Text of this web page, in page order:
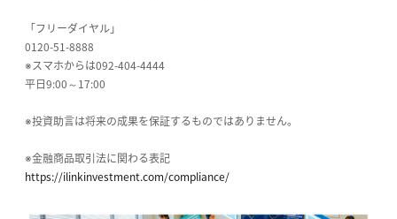
「フリーダイヤル」
0120-51-8888
※スマホからは092-404-4444
平日9:00～17:00
※投資助言は将来の成果を保証するものではありません。
※金融商品取引法に関わる表記
https://ilinkinvestment.com/compliance/